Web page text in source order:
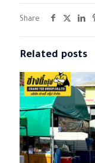
Share
Related posts